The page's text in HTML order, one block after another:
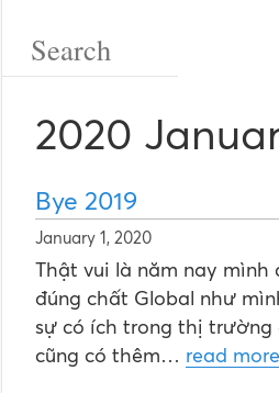
2020
Bye 2019
January 1, 2020
Thật vui là năm nay
đúng chất Global như
sự có ích trong thị
cũng có thêm… read